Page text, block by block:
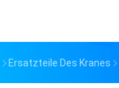
Ersatzteile Des Kranes